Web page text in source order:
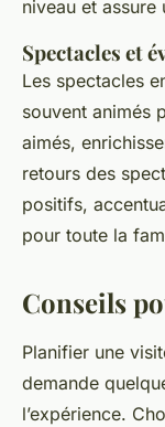
niveau et
Spectacles et
Les spectacles
souvent animés
aimés,
retours des
positifs,
pour toute la
Conseils
Planifier une
demande
l’expérience.